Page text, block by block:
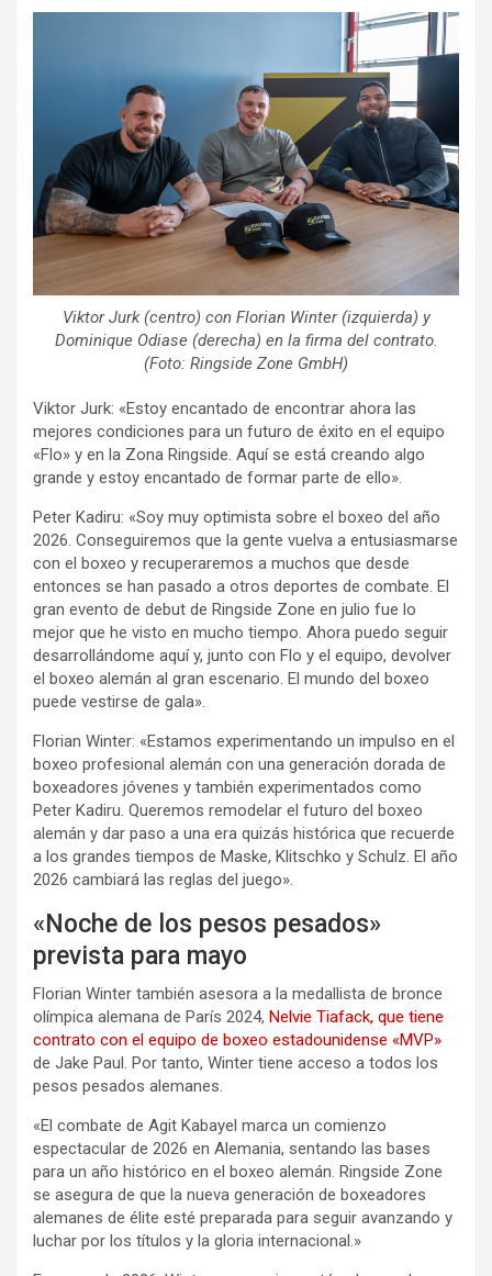
Viktor Jurk (centro) con Florian Winter (izquierda) y
Dominique Odiase (derecha) en la firma del contrato.
(Foto: Ringside Zone GmbH)
Viktor Jurk: «Estoy encantado de encontrar ahora las
mejores condiciones para un futuro de éxito en el equipo
«Flo» y en la Zona Ringside. Aquí se está creando algo
grande y estoy encantado de formar parte de ello».
Peter Kadiru: «Soy muy optimista sobre el boxeo del año
2026. Conseguiremos que la gente vuelva a entusiasmarse
con el boxeo y recuperaremos a muchos que desde
entonces se han pasado a otros deportes de combate. El
gran evento de debut de Ringside Zone en julio fue lo
mejor que he visto en mucho tiempo. Ahora puedo seguir
desarrollándome aquí y, junto con Flo y el equipo, devolver
el boxeo alemán al gran escenario. El mundo del boxeo
puede vestirse de gala».
Florian Winter: «Estamos experimentando un impulso en el
boxeo profesional alemán con una generación dorada de
boxeadores jóvenes y también experimentados como
Peter Kadiru. Queremos remodelar el futuro del boxeo
alemán y dar paso a una era quizás histórica que recuerde
a los grandes tiempos de Maske, Klitschko y Schulz. El año
2026 cambiará las reglas del juego».
«Noche de los pesos pesados»
prevista para mayo
Florian Winter también asesora a la medallista de bronce
olímpica alemana de París 2024, Nelvie Tiafack, que tiene
contrato con el equipo de boxeo estadounidense «MVP»
de Jake Paul. Por tanto, Winter tiene acceso a todos los
pesos pesados alemanes.
«El combate de Agit Kabayel marca un comienzo
espectacular de 2026 en Alemania, sentando las bases
para un año histórico en el boxeo alemán. Ringside Zone
se asegura de que la nueva generación de boxeadores
alemanes de élite esté preparada para seguir avanzando y
luchar por los títulos y la gloria internacional.»